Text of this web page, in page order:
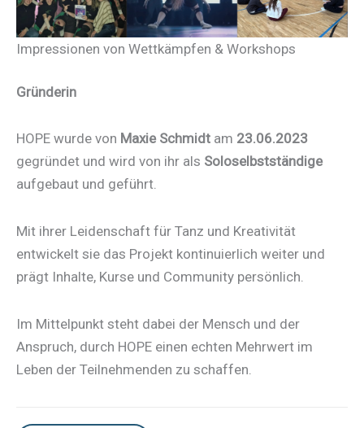
Impressionen von Wettkämpfen & Workshops
Gründerin
HOPE wurde von Maxie Schmidt am 23.06.2023
gegründet und wird von ihr als Soloselbstständige
aufgebaut und geführt.
Mit ihrer Leidenschaft für Tanz und Kreativität
entwickelt sie das Projekt kontinuierlich weiter und
prägt Inhalte, Kurse und Community persönlich.
Im Mittelpunkt steht dabei der Mensch und der
Anspruch, durch HOPE einen echten Mehrwert im
Leben der Teilnehmenden zu schaffen.